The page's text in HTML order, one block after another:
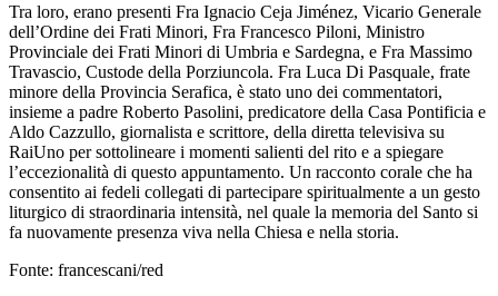
Tra loro, erano presenti Fra Ignacio Ceja Jiménez, Vicario Generale
dell’Ordine dei Frati Minori, Fra Francesco Piloni, Ministro
Provinciale dei Frati Minori di Umbria e Sardegna, e Fra Massimo
Travascio, Custode della Porziuncola. Fra Luca Di Pasquale, frate
minore della Provincia Serafica, è stato uno dei commentatori,
insieme a padre Roberto Pasolini, predicatore della Casa Pontificia e
Aldo Cazzullo, giornalista e scrittore, della diretta televisiva su
RaiUno per sottolineare i momenti salienti del rito e a spiegare
l’eccezionalità di questo appuntamento. Un racconto corale che ha
consentito ai fedeli collegati di partecipare spiritualmente a un gesto
liturgico di straordinaria intensità, nel quale la memoria del Santo si
fa nuovamente presenza viva nella Chiesa e nella storia.
Fonte: francescani/red